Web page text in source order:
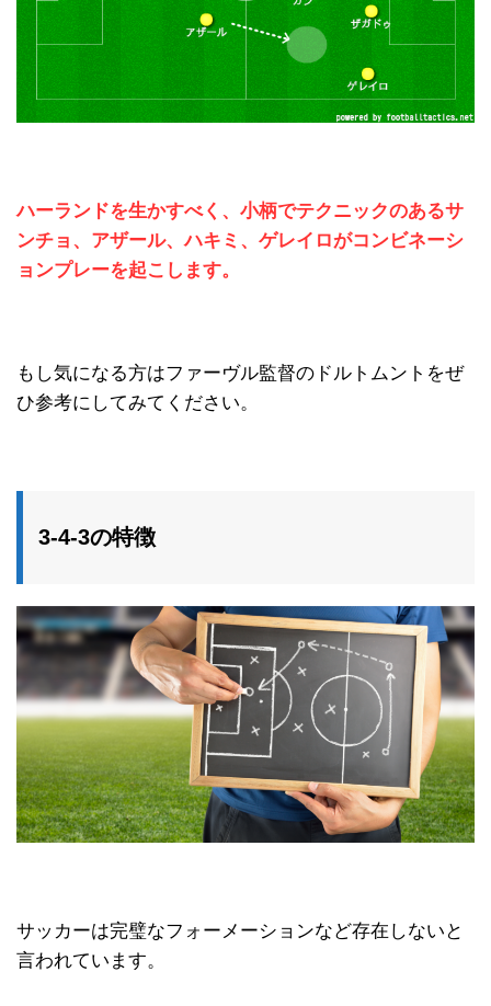
ハーランドを生かすべく、小柄でテクニックのあるサ
ンチョ、アザール、ハキミ、ゲレイロがコンビネーシ
ョンプレーを起こします。
もし気になる方はファーヴル監督のドルトムントをぜ
ひ参考にしてみてください。
3-4-3の特徴
サッカーは完璧なフォーメーションなど存在しないと
言われています。